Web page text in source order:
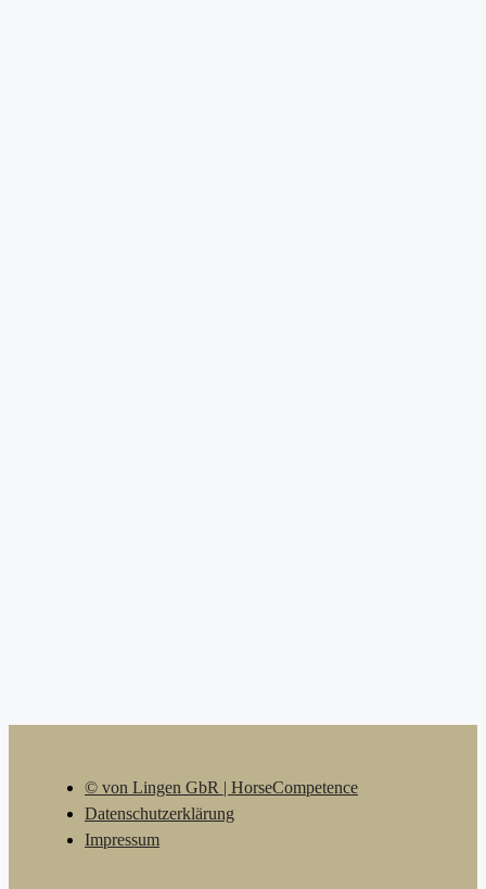
© von Lingen GbR | HorseCompetence
Datenschutzerklärung
Impressum